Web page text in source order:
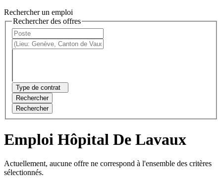
Rechercher un emploi
Rechercher des offres
Type de contrat
Rechercher
Rechercher
Emploi Hôpital De Lavaux
Actuellement, aucune offre ne correspond à l'ensemble des critères
sélectionnés.